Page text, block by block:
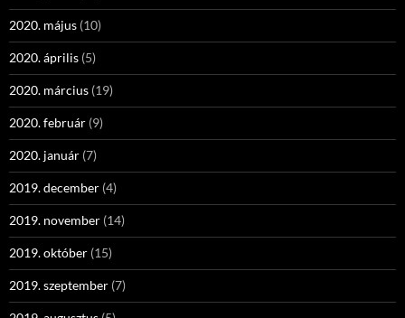
2020. május (10)
2020. április (5)
2020. március (19)
2020. február (9)
2020. január (7)
2019. december (4)
2019. november (14)
2019. október (15)
2019. szeptember (7)